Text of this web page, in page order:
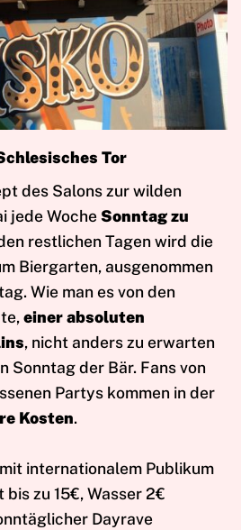
Tor
des Salons zur wilden
jede WocheSonntag zu
restlichen Tagen wird die
Biergarten, ausgenommen
Wie man es von den
einer absoluten
, nicht anders zu erwarten
Sonntag der Bär. Fans von
Partys kommen in der
Kosten.
internationalem Publikum
bis zu 15€, Wasser 2€
Dayrave